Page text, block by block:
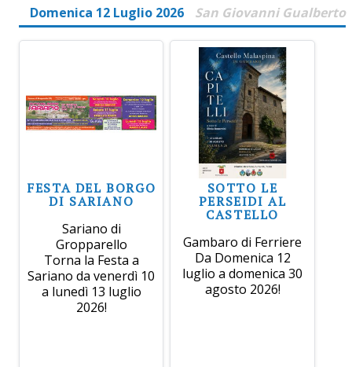
Domenica 12 Luglio 2026 San Giovanni Gualberto
FESTA DEL BORGO
DI SARIANO
Sariano di
Gropparello
Torna la Festa a
Sariano da venerdì 10
a lunedì 13 luglio
2026!
SOTTO LE
PERSEIDI AL
CASTELLO
Gambaro di Ferriere
Da Domenica 12
luglio a domenica 30
agosto 2026!